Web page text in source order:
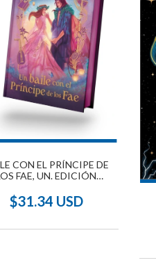
CON EL PRÍNCIPE DE
FAE, UN. EDICIÓN
$31.34 USD